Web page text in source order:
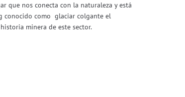
que nos conecta con la naturaleza y está
conocido como glaciar colgante el
minera de este sector.